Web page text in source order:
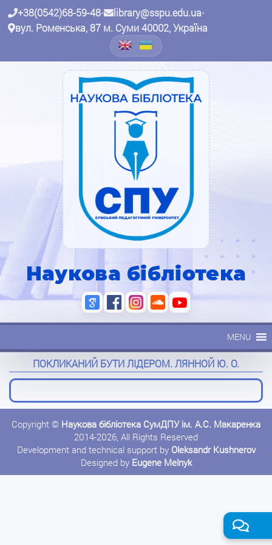
+38(0542)68-59-48• library@sspu.edu.ua•
вул. Роменська, 87 м. Суми 40002, Україна
Наукова бібліотека
MENU
ПОКЛИКАНИЙ БУТИ ЛІДЕРОМ. ЛЯННОЙ Ю. О.
Copyright © Наукова бібліотека СумДПУ ім. А.С. Макаренка
2014-2026, All Rights Reserved
Development and technical support by Oleksandr Kushnerov
Designed by Eugene Melnyk